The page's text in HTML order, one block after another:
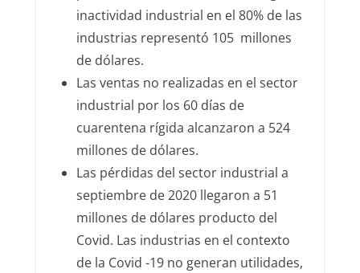
inactividad industrial en el 80% de las
industrias representó 105 millones
de dólares.
Las ventas no realizadas en el sector
industrial por los 60 días de
cuarentena rígida alcanzaron a 524
millones de dólares.
Las pérdidas del sector industrial a
septiembre de 2020 llegaron a 51
millones de dólares producto del
Covid. Las industrias en el contexto
de la Covid -19 no generan utilidades,